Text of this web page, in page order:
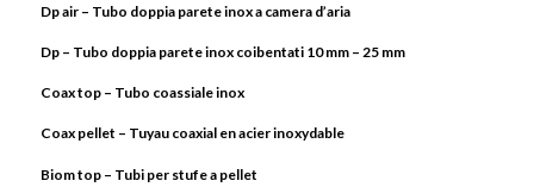
Dp air – Tubo doppia parete inox a camera d’aria
Dp – Tubo doppia parete inox coibentati 10 mm – 25 mm
Coax top – Tubo coassiale inox
Coax pellet – Tuyau coaxial en acier inoxydable
Biom top – Tubi per stufe a pellet